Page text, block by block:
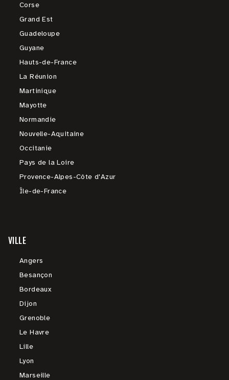
Corse
Grand Est
Guadeloupe
Guyane
Hauts-de-France
La Réunion
Martinique
Mayotte
Normandie
Nouvelle-Aquitaine
Occitanie
Pays de la Loire
Provence-Alpes-Côte d'Azur
Île-de-France
VILLE
Angers
Besançon
Bordeaux
Dijon
Grenoble
Le Havre
Lille
Lyon
Marseille